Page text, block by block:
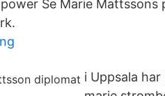
Se Marie
i Uppsala